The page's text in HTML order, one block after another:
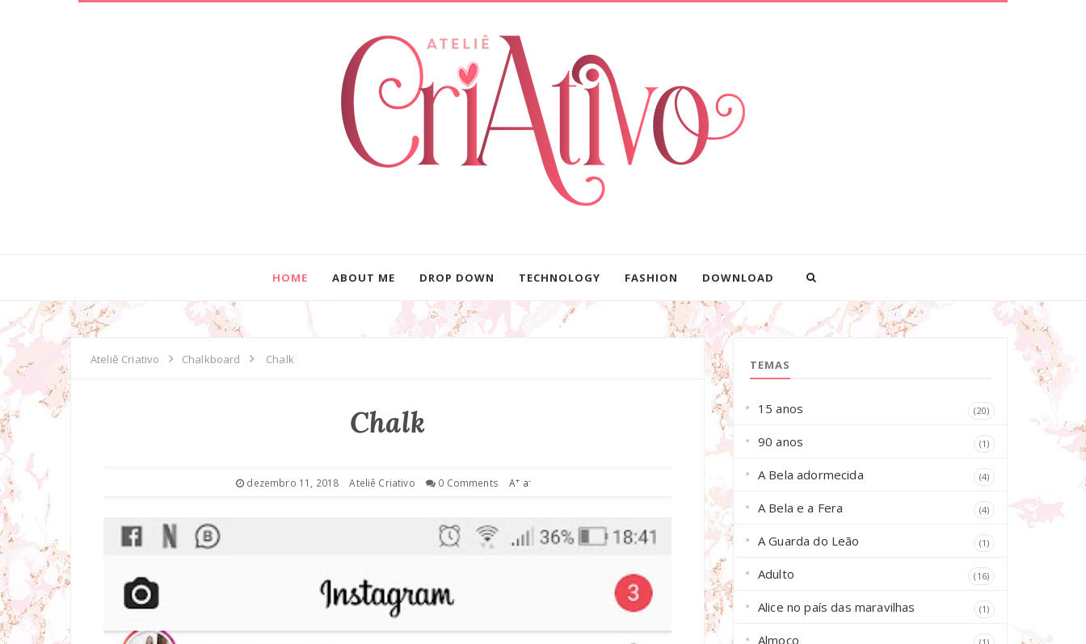
HOME ABOUT ME DROP DOWN TECHNOLOGY FASHION DOWNLOAD
Ateliê Criativo Chalkboard Chalk
Chalk
dezembro 11, 2018 Ateliê Criativo 0 Comments A+ a-
TEMAS
15 anos (20)
90 anos (1)
A Bela adormecida (4)
A Bela e a Fera (4)
A Guarda do Leão (1)
Adulto (16)
Alice no país das maravilhas (1)
Almoço